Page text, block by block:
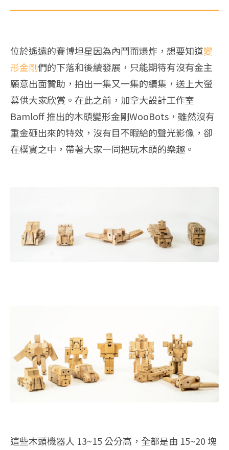
位於遙遠的賽博坦星因為內鬥而爆炸，想要知道變
形金剛們的下落和後續發展，只能期待有沒有金主
願意出面贊助，拍出一集又一集的續集，送上大螢
幕供大家欣賞。在此之前，加拿大設計工作室
Bamloff 推出的木頭變形金剛WooBots，雖然沒有
重金砸出來的特效，沒有目不暇給的聲光影像，卻
在樸實之中，帶著大家一同把玩木頭的樂趣。
這些木頭機器人 13~15 公分高，全都是由 15~20 塊